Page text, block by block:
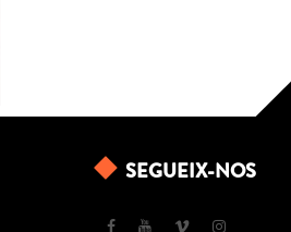
SEGUEIX-NOS